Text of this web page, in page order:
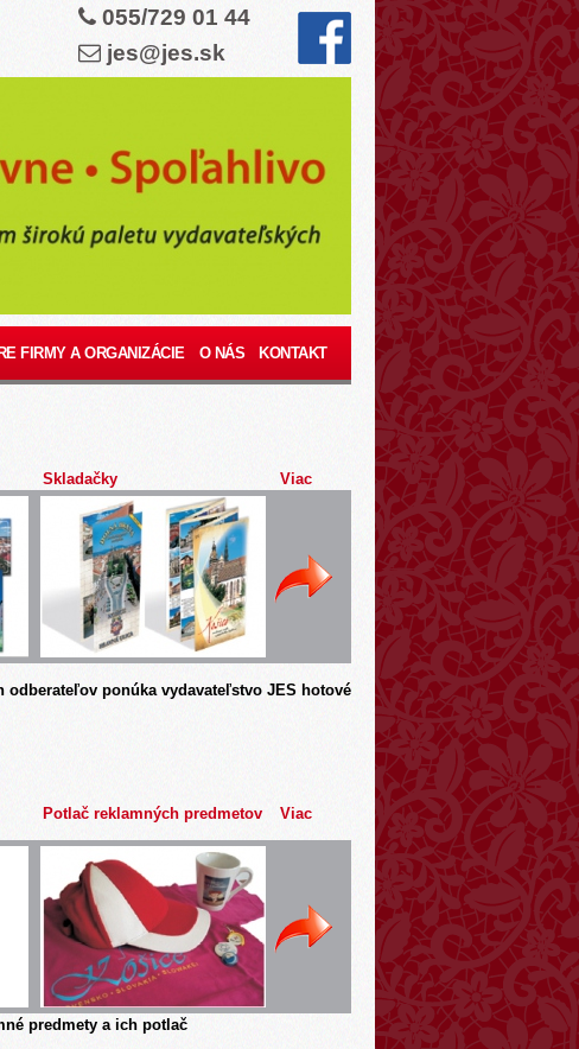
055/729 01 44
jes@jes.sk
FIRMY A ORGANIZÁCIE O NÁS KONTAKT
Skladačky Viac
odberateľov ponúka vydavateľstvo JES hotové
Potlač reklamných predmetov Viac
predmety a ich potlač